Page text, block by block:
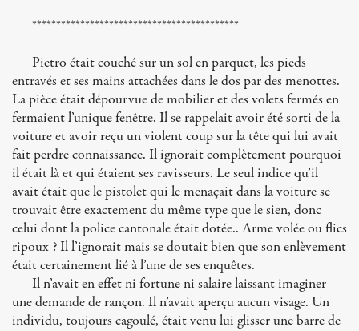
*******************************************
Pietro était couché sur un sol en parquet, les pieds
entravés et ses mains attachées dans le dos par des menottes.
La pièce était dépourvue de mobilier et des volets fermés en
fermaient l’unique fenêtre. Il se rappelait avoir été sorti de la
voiture et avoir reçu un violent coup sur la tête qui lui avait
fait perdre connaissance. Il ignorait complètement pourquoi
il était là et qui étaient ses ravisseurs. Le seul indice qu’il
avait était que le pistolet qui le menaçait dans la voiture se
trouvait être exactement du même type que le sien, donc
celui dont la police cantonale était dotée.. Arme volée ou flics
ripoux ? Il l’ignorait mais se doutait bien que son enlèvement
était certainement lié à l’une de ses enquêtes.
Il n’avait en effet ni fortune ni salaire laissant imaginer
une demande de rançon. Il n’avait aperçu aucun visage. Un
individu, toujours cagoulé, était venu lui glisser une barre de